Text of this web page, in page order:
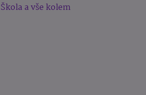
Škola a vše kolem